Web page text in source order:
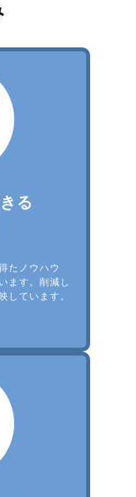
る
たノウハウ
ます。削減し
しています。